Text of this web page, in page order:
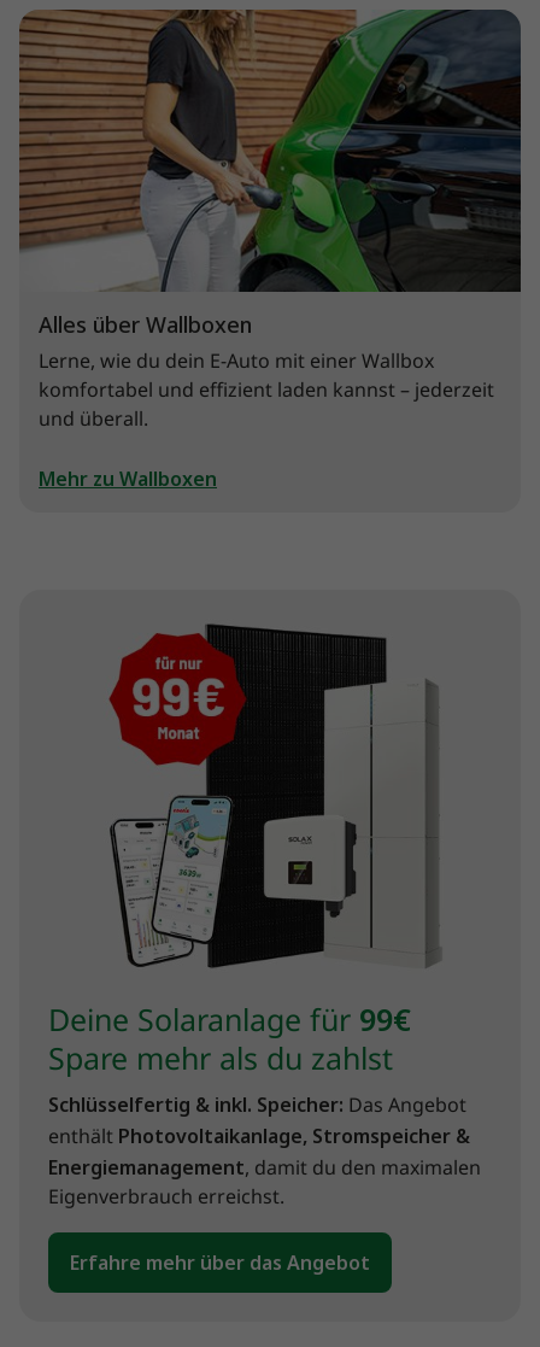
Alles über Wallboxen
Lerne, wie du dein E-Auto mit einer Wallbox
komfortabel und effizient laden kannst – jederzeit
und überall.
Mehr zu Wallboxen
Deine Solaranlage für 99€
Spare mehr als du zahlst
Schlüsselfertig & inkl. Speicher: Das Angebot
enthält Photovoltaikanlage, Stromspeicher &
Energiemanagement, damit du den maximalen
Eigenverbrauch erreichst.
Erfahre mehr über das Angebot